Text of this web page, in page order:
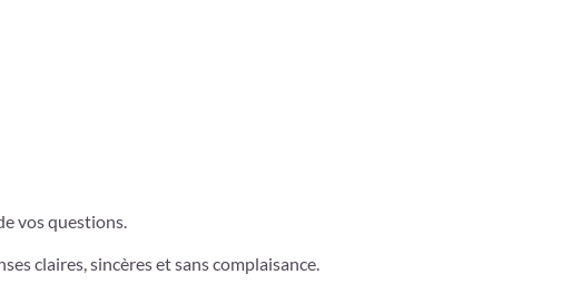
vos questions.
claires, sincères et sans complaisance.